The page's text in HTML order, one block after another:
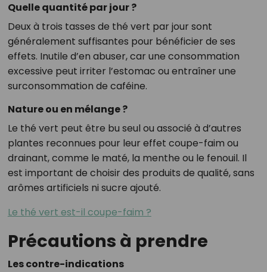
Quelle quantité par jour ?
Deux à trois tasses de thé vert par jour sont
généralement suffisantes pour bénéficier de ses
effets. Inutile d’en abuser, car une consommation
excessive peut irriter l’estomac ou entraîner une
surconsommation de caféine.
Nature ou en mélange ?
Le thé vert peut être bu seul ou associé à d’autres
plantes reconnues pour leur effet coupe-faim ou
drainant, comme le maté, la menthe ou le fenouil. Il
est important de choisir des produits de qualité, sans
arômes artificiels ni sucre ajouté.
Le thé vert est-il coupe-faim ?
Précautions à prendre
Les contre-indications